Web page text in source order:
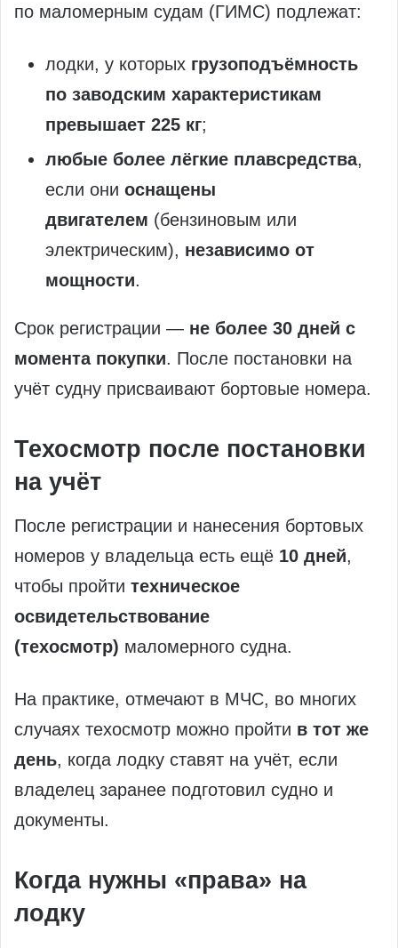
по маломерным судам (ГИМС) подлежат:
лодки, у которых грузоподъёмность
по заводским характеристикам
превышает 225 кг;
любые более лёгкие плавсредства,
если они оснащены
двигателем (бензиновым или
электрическим), независимо от
мощности.
Срок регистрации — не более 30 дней с
момента покупки. После постановки на
учёт судну присваивают бортовые номера.
Техосмотр после постановки
на учёт
После регистрации и нанесения бортовых
номеров у владельца есть ещё 10 дней,
чтобы пройти техническое
освидетельствование
(техосмотр) маломерного судна.
На практике, отмечают в МЧС, во многих
случаях техосмотр можно пройти в тот же
день, когда лодку ставят на учёт, если
владелец заранее подготовил судно и
документы.
Когда нужны «права» на
лодку